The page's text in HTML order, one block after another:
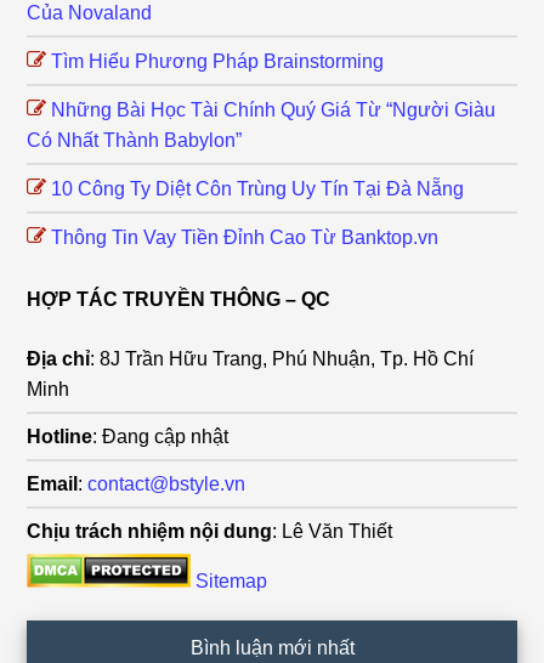
Của Novaland
Tìm Hiểu Phương Pháp Brainstorming
Những Bài Học Tài Chính Quý Giá Từ “Người Giàu
Có Nhất Thành Babylon”
10 Công Ty Diệt Côn Trùng Uy Tín Tại Đà Nẵng
Thông Tin Vay Tiền Đỉnh Cao Từ Banktop.vn
HỢP TÁC TRUYỀN THÔNG – QC
Địa chỉ: 8J Trần Hữu Trang, Phú Nhuận, Tp. Hồ Chí
Minh
Hotline: Đang cập nhật
Email :contact@bstyle.vn
Chịu trách nhiệm nội dung: Lê Văn Thiết
Sitemap
Bình luận mới nhất